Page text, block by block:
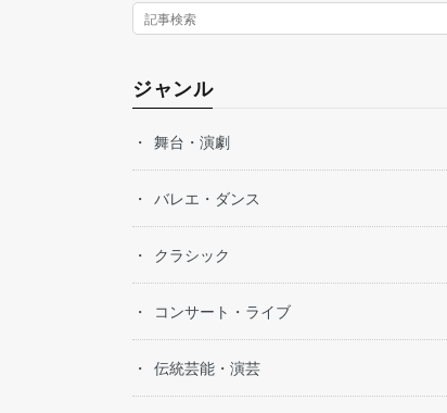
ジャンル
舞台・演劇
バレエ・ダンス
クラシック
コンサート・ライブ
伝統芸能・演芸